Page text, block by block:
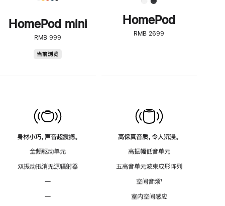
HomePod mini
RMB 999
当前浏览
身材小巧，声音超震撼。
全频驱动单元
双振动抵消无源辐射器
—
—
HomePod
RMB 2699
高保真音质，令人沉浸。
高振幅低音单元
五高音单元波束成形阵列
空间音频脚
¹
室内空间感应